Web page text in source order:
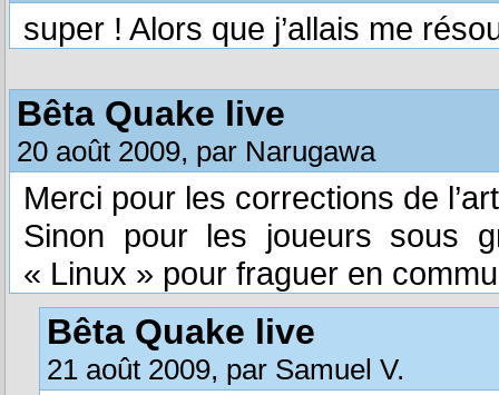
super ! Alors que j’allais me
Bêta Quake live
20 août 2009, par Narugawa
Merci pour les corrections de
Sinon pour les joueurs sous
« Linux » pour fraguer en
Bêta Quake live
21 août 2009, par Samuel V.